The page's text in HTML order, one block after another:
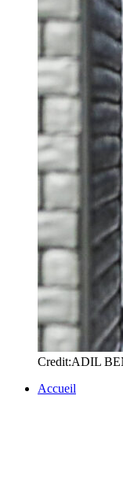
Credit:ADIL
Accueil